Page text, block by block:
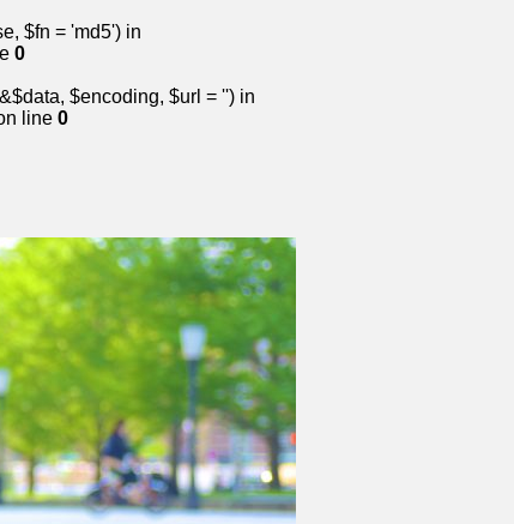
$fn = 'md5') in
0
$encoding, $url = '') in
line 0